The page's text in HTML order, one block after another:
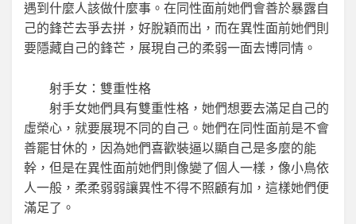
遇到什麼人該做什麼事。在同性面前她們會善於暴露自
己的鋒芒去爭去拼，好脫穎而出，而在異性面前她們則
要隱藏自己的鋒芒，展現自己的柔弱一面去博同情。
射手女：雙重性格
射手女她們具有雙重性格，她們想要去滿足自己的
虛榮心，就要展現不同的自己。她們在同性面前是不會
善罷甘休的，因為她們喜歡裝逼以顯自己是多麼的能
幹，但是在異性面前她們則像變了個人一樣，像小鳥依
人一般，柔柔弱弱讓異性不得不照顧有加，這樣她們便
滿足了。